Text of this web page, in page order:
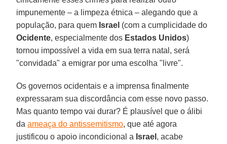
impunemente – a limpeza étnica – alegando que a
população, para quem Israel (com a cumplicidade do
Ocidente, especialmente dos Estados Unidos)
tornou impossível a vida em sua terra natal, será
"convidada" a emigrar por uma escolha "livre".
Os governos ocidentais e a imprensa finalmente
expressaram sua discordância com esse novo passo.
Mas quanto tempo vai durar? É plausível que o álibi
daameaça do antissemitismo, que até agora
justificou o apoio incondicional a Israel , acabe